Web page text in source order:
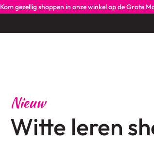
Kom gezellig shoppen in onze winkel op de Grote
Nieuw
Witte leren